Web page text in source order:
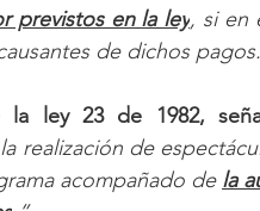
previstos en la ley, si en
de dichos
ley 23 de 1982,
realización de
acompañado de la